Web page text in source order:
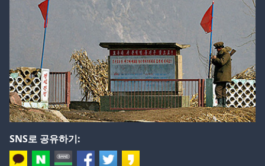
SNS로 공유하기: